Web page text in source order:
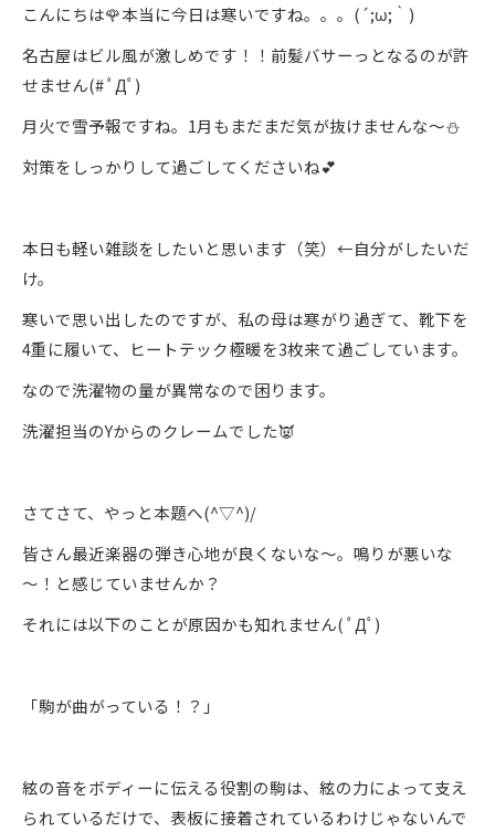
こんにちは🌹本当に今日は寒いですね。。。(´;ω;｀)
名古屋はビル風が激しめです！！前髪バサーっとなるのが許
せません(# ﾟДﾟ)
月火で雪予報ですね。1月もまだまだ気が抜けませんな～⛄
対策をしっかりして過ごしてくださいね💕
本日も軽い雑談をしたいと思います（笑）←自分がしたいだ
け。
寒いで思い出したのですが、私の母は寒がり過ぎて、靴下を
4重に履いて、ヒートテック極暖を3枚来て過ごしています。
なので洗濯物の量が異常なので困ります。
洗濯担当のYからのクレームでした👿
さてさて、やっと本題へ(^▽^)/
皆さん最近楽器の弾き心地が良くないな～。鳴りが悪いな
～！と感じていませんか？
それには以下のことが原因かも知れません( ﾟДﾟ)
「駒が曲がっている！？」
絃の音をボディーに伝える役割の駒は、絃の力によって支え
られているだけで、表板に接着されているわけじゃないんで